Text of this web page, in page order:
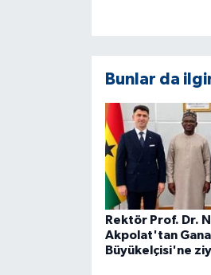
Bunlar da
Rektör Prof. Dr.
Akpolat'tan Gana
Büyükelçisi'ne